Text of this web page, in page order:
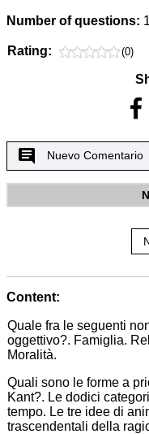
Number of questions:
Rating: (0)
Nuevo Comentario
Content:
Quale fra le seguenti
oggettivo?. Famiglia.
Moralità.
Quali sono le forme a
Kant?. Le dodici
tempo. Le tre idee di
trascendentali della